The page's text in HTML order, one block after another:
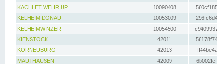
KACHLET WEHR UP
10090408
KELHEIM DONAU
10053009
KELHEIMWINZER
10054500
KIENSTOCK
42011
KORNEUBURG
42013
MAUTHAUSEN
42009